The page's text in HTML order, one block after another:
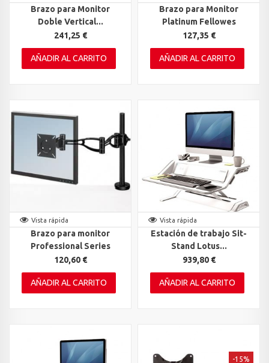
Brazo para Monitor
Doble Vertical...
241,25 €
AÑADIR AL CARRITO
Brazo para Monitor
Platinum Fellowes
127,35 €
AÑADIR AL CARRITO
Vista rápida
Brazo para monitor
Professional Series
120,60 €
AÑADIR AL CARRITO
Vista rápida
Estación de trabajo Sit-
Stand Lotus...
939,80 €
AÑADIR AL CARRITO
-15%